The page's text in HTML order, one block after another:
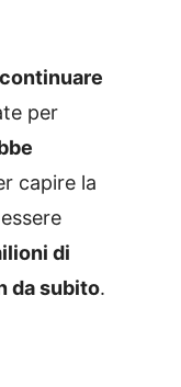
per
capire la
di
da subito.